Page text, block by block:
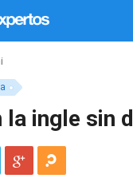
la ingle sin